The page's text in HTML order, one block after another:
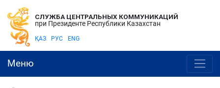
СЛУЖБА ЦЕНТРАЛЬНЫХ КОММУНИКАЦИЙ
при Президенте Республики Казахстан
ҚАЗ РУС ENG
Меню